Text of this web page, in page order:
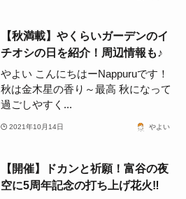
【秋満載】やくらいガーデンのイ
チオシの日を紹介！周辺情報も♪
やよい こんにちはーNappuruです！
秋は金木星の香り～最高 秋になって
過ごしやすく...
2021年10月14日 やよい
【開催】ドカンと祈願！富谷の夜
空に5周年記念の打ち上げ花火‼